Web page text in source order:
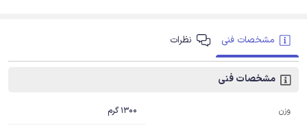
مشخصات فنی نظرات
مشخصات فنی
وزن 1300 گرم